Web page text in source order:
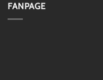
FANPAGE